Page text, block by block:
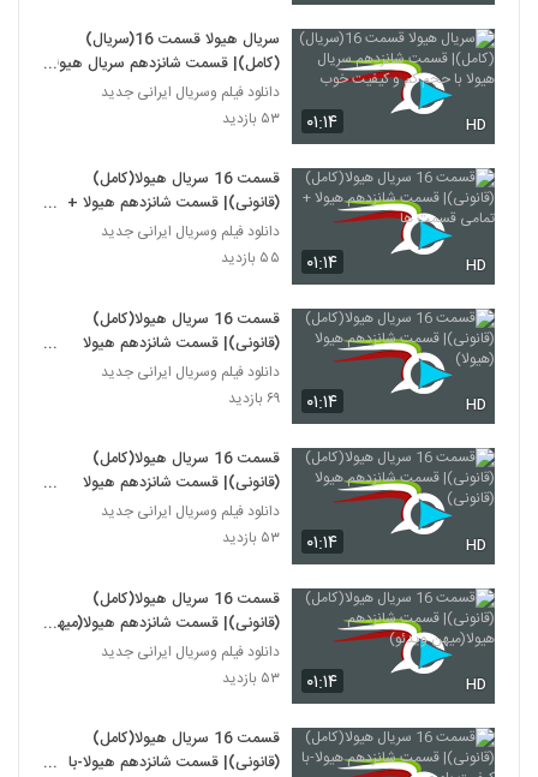
۰۱:۱۴ HD
سریال هیولا قسمت 16(سریال)
(کامل)| قسمت شانزدهم سریال هیولا
با حجم کم و کیفیت خوب
دانلود فیلم وسریال ایرانی جدید
۵۳ بازدید
۰۱:۱۴ HD
قسمت 16 سریال هیولا(کامل)
(قانونی)| قسمت شانزدهم هیولا +
تمامی قسمت ها
دانلود فیلم وسریال ایرانی جدید
۵۵ بازدید
۰۱:۱۴ HD
قسمت 16 سریال هیولا(کامل)
(قانونی)| قسمت شانزدهم هیولا
(هیولا)
دانلود فیلم وسریال ایرانی جدید
۶۹ بازدید
۰۱:۱۴ HD
قسمت 16 سریال هیولا(کامل)
(قانونی)| قسمت شانزدهم هیولا
(قانونی)
دانلود فیلم وسریال ایرانی جدید
۵۳ بازدید
۰۱:۱۴ HD
قسمت 16 سریال هیولا(کامل)
(قانونی)| قسمت شانزدهم هیولا(میهن
ویدئو)
دانلود فیلم وسریال ایرانی جدید
۵۳ بازدید
قسمت 16 سریال هیولا(کامل)
(قانونی)| قسمت شانزدهم هیولا-با